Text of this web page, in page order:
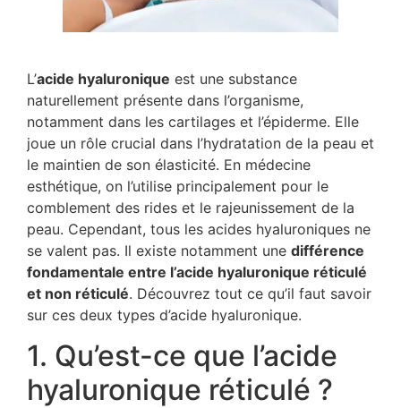
L’acide hyaluronique est une substance
naturellement présente dans l’organisme,
notamment dans les cartilages et l’épiderme. Elle
joue un rôle crucial dans l’hydratation de la peau et
le maintien de son élasticité. En médecine
esthétique, on l’utilise principalement pour le
comblement des rides et le rajeunissement de la
peau. Cependant, tous les acides hyaluroniques ne
se valent pas. Il existe notamment une différence
fondamentale entre l’acide hyaluronique réticulé
et non réticulé. Découvrez tout ce qu’il faut savoir
sur ces deux types d’acide hyaluronique.
1. Qu’est-ce que l’acide
hyaluronique réticulé ?